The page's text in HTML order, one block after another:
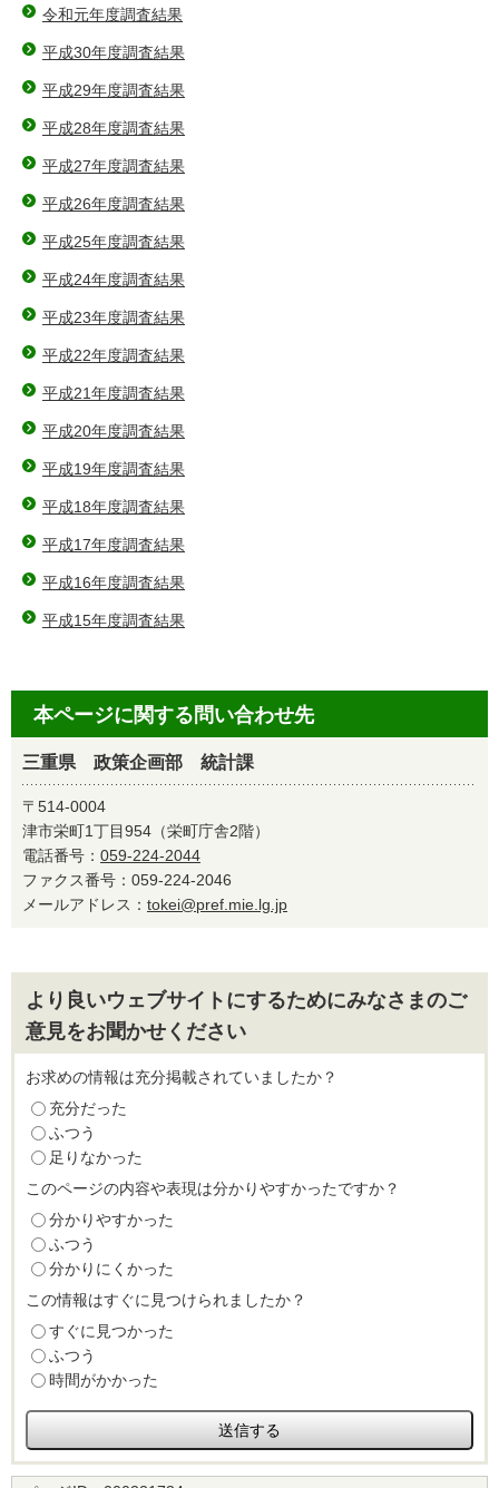
令和元年度調査結果
平成30年度調査結果
平成29年度調査結果
平成28年度調査結果
平成27年度調査結果
平成26年度調査結果
平成25年度調査結果
平成24年度調査結果
平成23年度調査結果
平成22年度調査結果
平成21年度調査結果
平成20年度調査結果
平成19年度調査結果
平成18年度調査結果
平成17年度調査結果
平成16年度調査結果
平成15年度調査結果
本ページに関する問い合わせ先
三重県 政策企画部 統計課
〒514-0004
津市栄町1丁目954（栄町庁舎2階）
電話番号： 059-224-2044
ファクス番号：059-224-2046
メールアドレス： tokei@pref.mie.lg.jp
より良いウェブサイトにするためにみなさまのご
意見をお聞かせください
お求めの情報は充分掲載されていましたか？
充分だった
ふつう
足りなかった
このページの内容や表現は分かりやすかったですか？
分かりやすかった
ふつう
分かりにくかった
この情報はすぐに見つけられましたか？
すぐに見つかった
ふつう
時間がかかった